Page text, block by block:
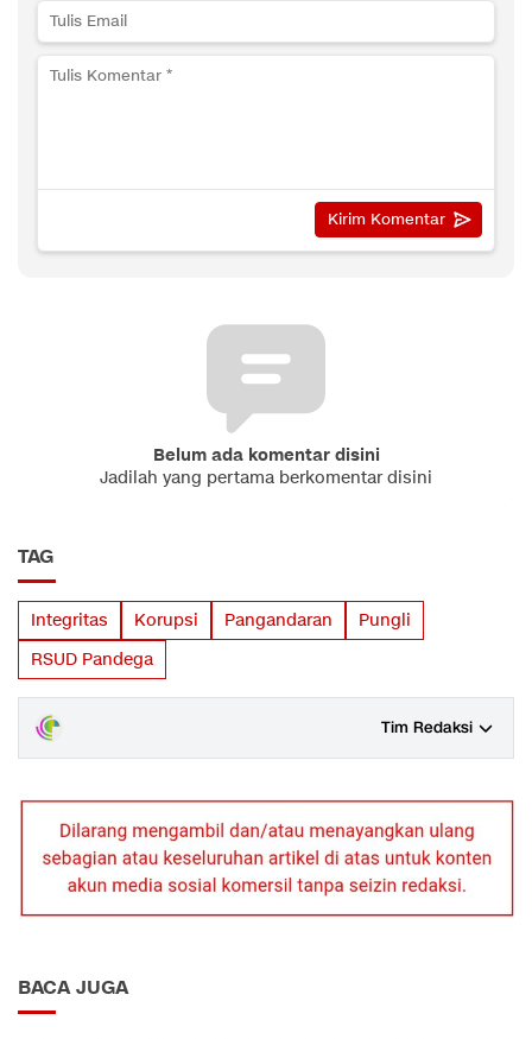
Belum ada komentar disini
Jadilah yang pertama berkomentar disini
TAG
Integritas Korupsi Pangandaran
Pungli
RSUD Pandega
Tim Redaksi
BACA JUGA